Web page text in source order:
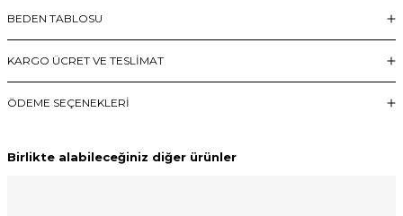
BEDEN TABLOSU
KARGO ÜCRET VE TESLİMAT
ÖDEME SEÇENEKLERI
Birlikte alabileceğiniz diğer ürünler